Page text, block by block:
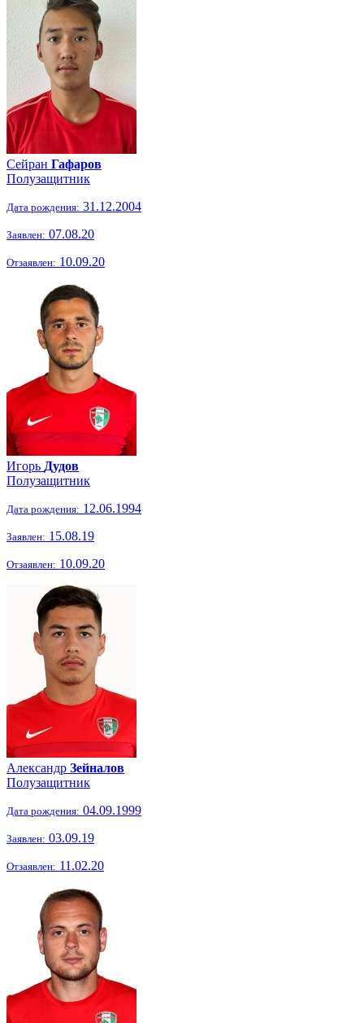
Сейран Гафаров
Полузащитник
Дата рождения: 31.12.2004
Заявлен: 07.08.20
Отзаявлен: 10.09.20
Игорь Дудов
Полузащитник
Дата рождения: 12.06.1994
Заявлен: 15.08.19
Отзаявлен: 10.09.20
Александр Зейналов
Полузащитник
Дата рождения: 04.09.1999
Заявлен: 03.09.19
Отзаявлен: 11.02.20